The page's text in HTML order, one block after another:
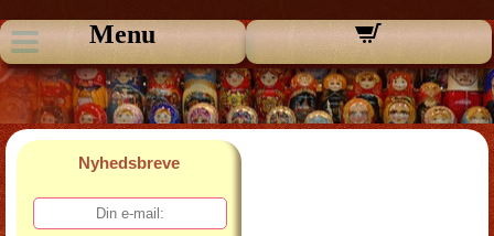
Menu
Nyhedsbreve